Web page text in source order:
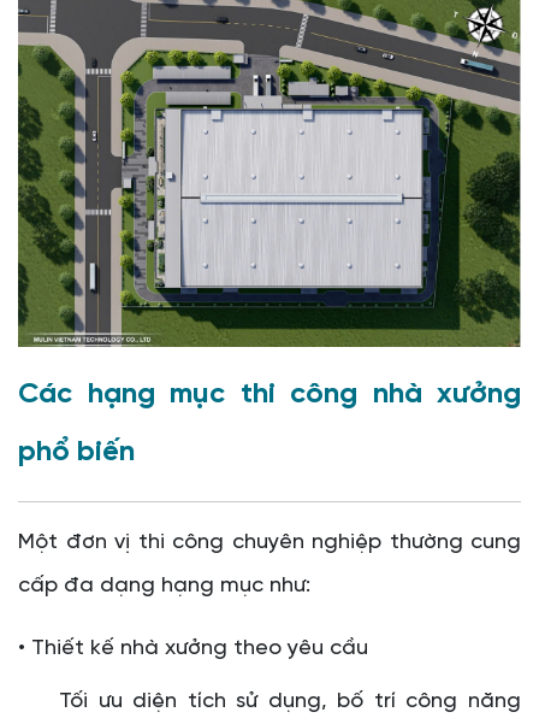
Các hạng mục thi công nhà xưởng
phổ biến
Một đơn vị thi công chuyên nghiệp thường cung
cấp đa dạng hạng mục như:
• Thiết kế nhà xưởng theo yêu cầu
Tối ưu diện tích sử dụng, bố trí công năng